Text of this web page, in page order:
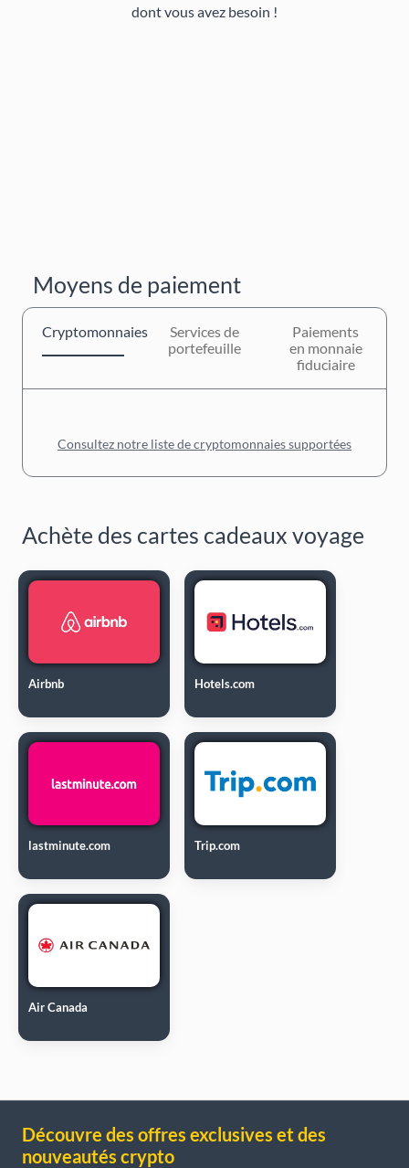
dont vous avez besoin !
Moyens de paiement
Cryptomonnaies
Services de
portefeuille
Paiements
en monnaie
fiduciaire
Consultez notre liste de cryptomonnaies supportées
Achète des cartes cadeaux voyage
Airbnb Hotels.com
lastminute.com Trip.com
Air Canada
Découvre des offres exclusives et des
nouveautés crypto